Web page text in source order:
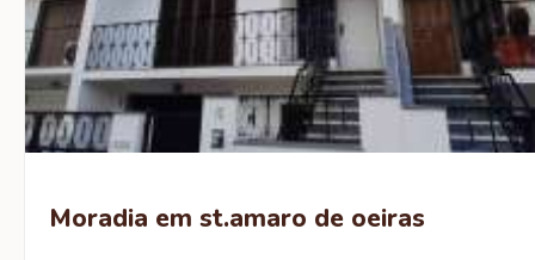
Moradia em st.amaro de oeiras